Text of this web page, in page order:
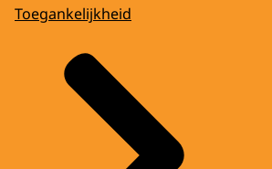
Toegankelijkheid